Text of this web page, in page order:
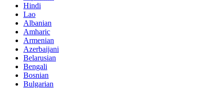
Hindi
Lao
Albanian
Amharic
Armenian
Azerbaijani
Belarusian
Bengali
Bosnian
Bulgarian